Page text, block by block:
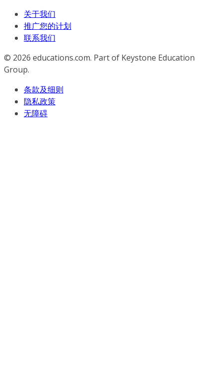
关于我们
推广您的计划
联系我们
© 2026 educations.com. Part of Keystone Education
Group.
条款及细则
隐私政策
无障碍